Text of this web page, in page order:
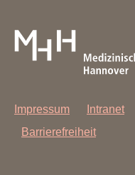
Impressum Intranet
Barrierefreiheit